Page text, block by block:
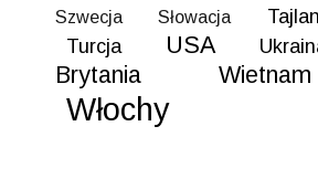
Szwecja
Słowacja
Turcja USA
Brytania
Wietnam
Włochy